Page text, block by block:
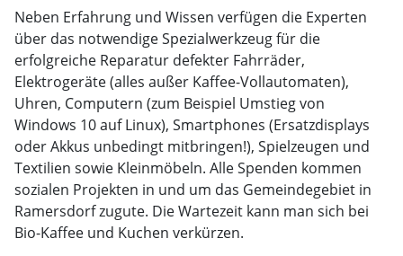
Neben Erfahrung und Wissen verfügen die Experten
über das notwendige Spezialwerkzeug für die
erfolgreiche Reparatur defekter Fahrräder,
Elektrogeräte (alles außer Kaffee-Vollautomaten),
Uhren, Computern (zum Beispiel Umstieg von
Windows 10 auf Linux), Smartphones (Ersatzdisplays
oder Akkus unbedingt mitbringen!), Spielzeugen und
Textilien sowie Kleinmöbeln. Alle Spenden kommen
sozialen Projekten in und um das Gemeindegebiet in
Ramersdorf zugute. Die Wartezeit kann man sich bei
Bio-Kaffee und Kuchen verkürzen.